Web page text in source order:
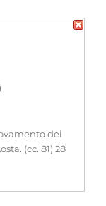
dei
(cc. 81) 28